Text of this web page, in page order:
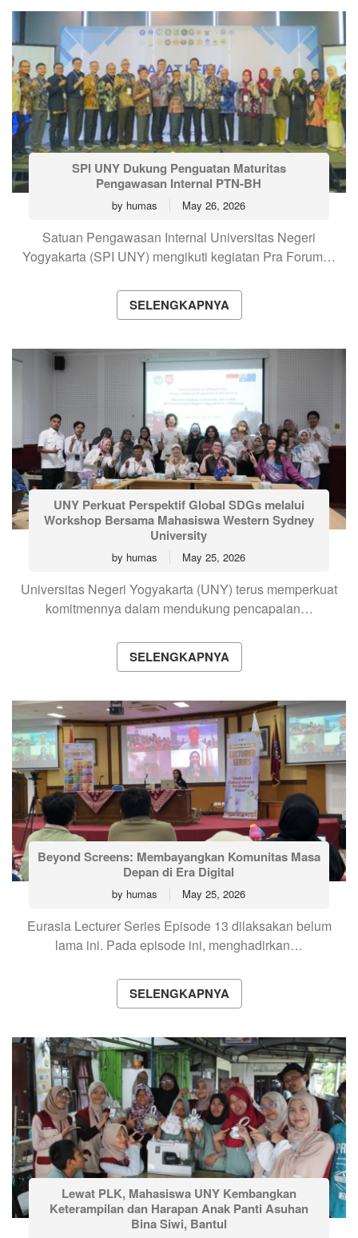
SPI UNY Dukung Penguatan Maturitas
Pengawasan Internal PTN-BH
by humas May 26, 2026
Satuan Pengawasan Internal Universitas Negeri
Yogyakarta (SPI UNY) mengikuti kegiatan Pra Forum…
SELENGKAPNYA
UNY Perkuat Perspektif Global SDGs melalui
Workshop Bersama Mahasiswa Western Sydney
University
by humas May 25, 2026
Universitas Negeri Yogyakarta (UNY) terus memperkuat
komitmennya dalam mendukung pencapaian…
SELENGKAPNYA
Beyond Screens: Membayangkan Komunitas Masa
Depan di Era Digital
by humas May 25, 2026
Eurasia Lecturer Series Episode 13 dilaksakan belum
lama ini. Pada episode ini, menghadirkan…
SELENGKAPNYA
Lewat PLK, Mahasiswa UNY Kembangkan
Keterampilan dan Harapan Anak Panti Asuhan
Bina Siwi, Bantul